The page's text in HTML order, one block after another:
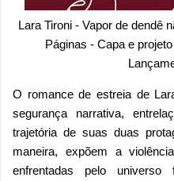
Lara Tironi - Vapor de dendê
Páginas - Capa e
O romance de estreia de
segurança narrativa,
trajetória de suas duas
maneira, expõem a
enfrentadas pelo